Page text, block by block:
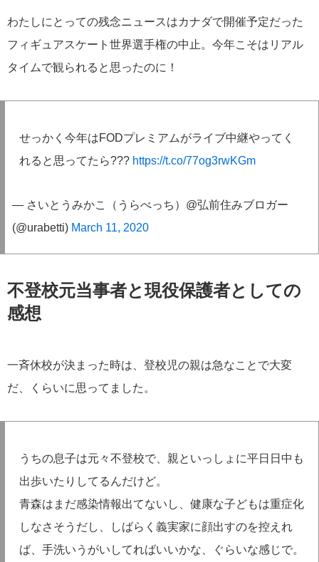
わたしにとっての残念ニュースはカナダで開催予定だった
フィギュアスケート世界選手権の中止。今年こそはリアル
タイムで観られると思ったのに！
せっかく今年はFODプレミアムがライブ中継やってく
れると思ってたら??? https://t.co/77og3rwKGm
— さいとうみかこ（うらべっち）@弘前住みブロガー
(@urabetti) March 11, 2020
不登校元当事者と現役保護者としての
感想
一斉休校が決まった時は、登校児の親は急なことで大変
だ、くらいに思ってました。
うちの息子は元々不登校で、親といっしょに平日日中も
出歩いたりしてるんだけど。
青森はまだ感染情報出てないし、健康な子どもは重症化
しなさそうだし、しばらく義実家に顔出すのを控えれ
ば、手洗いうがいしてればいいかな、ぐらいな感じで。